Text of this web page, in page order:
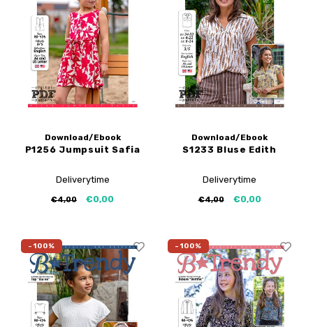
My Image Tutorials
My Image Korrekturen
B-Trendy Korrekturen
Applikationen
Freebooks
Ebook Plotservice
Download/Ebook
P1256 Jumpsuit Safia
Deliverytime
€4,00 €0,00
Download/Ebook
S1233 Bluse Edith
Deliverytime
€4,00 €0,00
-100% -100%